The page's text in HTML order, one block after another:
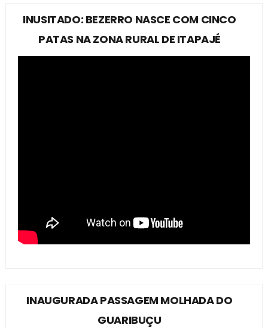
INUSITADO: BEZERRO NASCE COM CINCO
PATAS NA ZONA RURAL DE ITAPAJÉ
INAUGURADA PASSAGEM MOLHADA DO
GUARIBUÇU